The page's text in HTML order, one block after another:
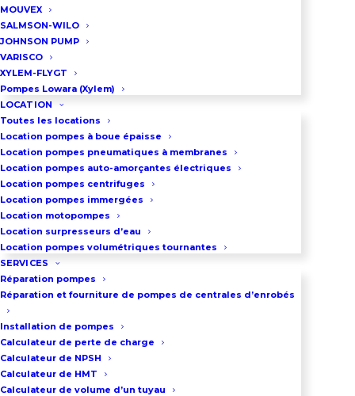
MOUVEX
SALMSON-WILO
JOHNSON PUMP
VARISCO
XYLEM-FLYGT
Pompes Lowara (Xylem)
LOCATION
Toutes les locations
Location pompes à boue épaisse
Location pompes pneumatiques à membranes
Location pompes auto-amorçantes électriques
Location pompes centrifuges
Location pompes immergées
Location motopompes
Location surpresseurs d’eau
Location pompes volumétriques tournantes
SERVICES
Réparation pompes
Réparation et fourniture de pompes de centrales d’enrobés
Installation de pompes
Calculateur de perte de charge
Calculateur de NPSH
Calculateur de HMT
Calculateur de volume d’un tuyau
pavillonnaires en lotissement avec
château d’eau commun, bases de
loisirs et infrastructures
touristiques saisonnières à forte
débit/pression 60 m³/h à 6 bar
correspond au profil hydraulique
typique des réseaux de
distribution à moyenne hauteur
géométrique desservant
population importante.
débit modulable : une pompe en
pointes de consommation,
garantissant efficacité
énergétique. Système